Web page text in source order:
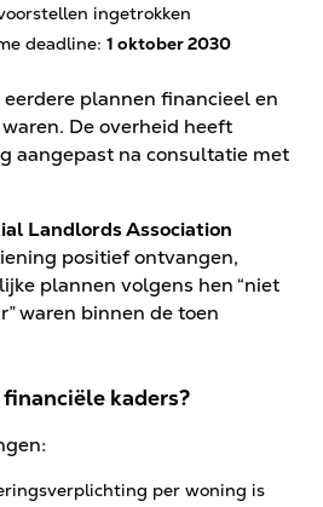
ingetrokken
deadline:1 oktober 2030
plannen financieel en
De overheid heeft
aangepast na consultatie met
Landlords Association
positief ontvangen,
plannen volgens hen “niet
waren binnen de toen
kaders?
per woning is